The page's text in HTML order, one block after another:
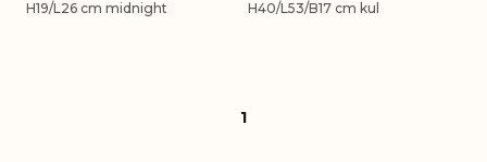
H19/L26 cm midnight H40/L53/B17 cm kul
1